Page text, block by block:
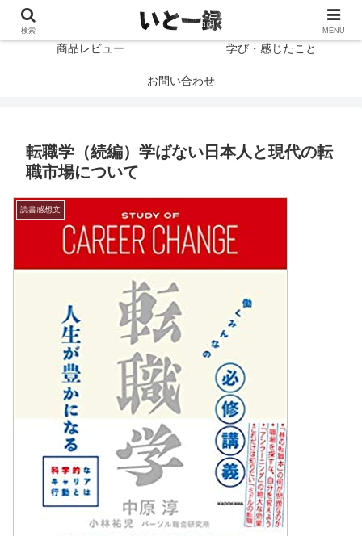
商品レビュー 学び・感じたこと
お問い合わせ
転職学（続編）学ばない日本人と現代の転
職市場について
読書感想文
検索 MENU